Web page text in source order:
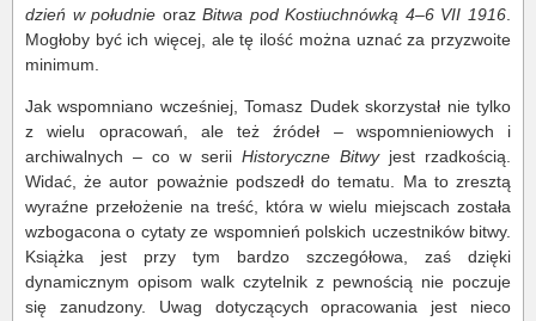
dzień w południe orazBitwa pod Kostiuchnówką 4–6 VII 1916
Mogłoby być ich więcej, ale tę ilość można uznać za przyzwoite
minimum.
Jak wspomniano wcześniej, Tomasz Dudek skorzystał nie tylko
z wielu opracowań, ale też źródeł – wspomnieniowych i
archiwalnych – co w serii Historyczne Bitwyjest rzadkością.
Widać, że autor poważnie podszedł do tematu. Ma to zresztą
wyraźne przełożenie na treść, która w wielu miejscach została
wzbogacona o cytaty ze wspomnień polskich uczestników bitwy.
Książka jest przy tym bardzo szczegółowa, zaś dzięki
dynamicznym opisom walk czytelnik z pewnością nie poczuje
się zanudzony. Uwag dotyczących opracowania jest nieco